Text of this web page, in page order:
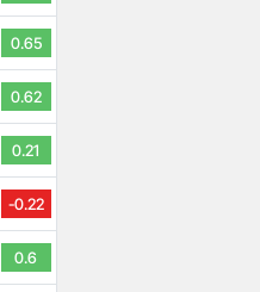
0.65
0.62
0.21
-0.22
0.6